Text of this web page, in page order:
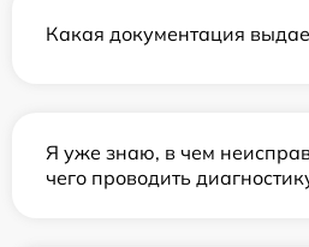
Какая документация
Я уже знаю, в чем
чего проводить